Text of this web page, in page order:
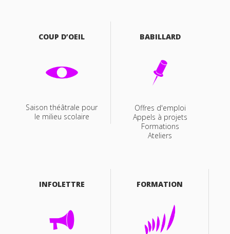
COUP D’OEIL
Saison théâtrale pour
le milieu scolaire
BABILLARD
Offres d'emploi
Appels à projets
Formations
Ateliers
INFOLETTRE FORMATION